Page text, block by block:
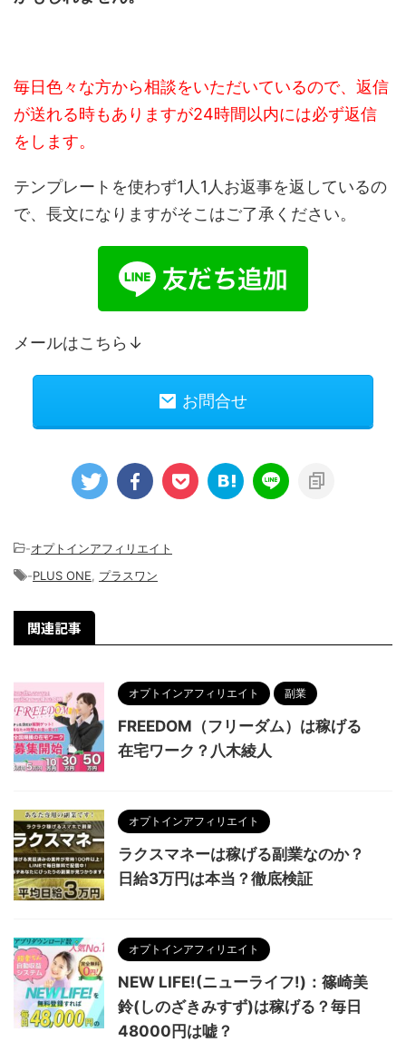
毎日色々な方から相談をいただいているので、返信
が送れる時もありますが24時間以内には必ず返信
をします。
テンプレートを使わず1人1人お返事を返しているの
で、長文になりますがそこはご了承ください。
メールはこちら↓
お問合せ
-オプトインアフィリエイト
-PLUS ONE プラスワン
関連記事
オプトインアフィリエイト 副業
FREEDOM（フリーダム）は稼げる
在宅ワーク？八木綾人
オプトインアフィリエイト
ラクスマネーは稼げる副業なのか？
日給3万円は本当？徹底検証
オプトインアフィリエイト
NEW LIFE!(ニューライフ!)：篠崎美
鈴(しのざきみすず)は稼げる？毎日
48000円は嘘？